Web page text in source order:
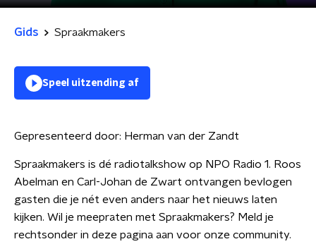
Gids Spraakmakers
Speel uitzending af
Gepresenteerd door: Herman van der Zandt
Spraakmakers is dé radiotalkshow op NPO Radio 1. Roos
Abelman en Carl-Johan de Zwart ontvangen bevlogen
gasten die je nét even anders naar het nieuws laten
kijken. Wil je meepraten met Spraakmakers? Meld je
rechtsonder in deze pagina aan voor onze community.